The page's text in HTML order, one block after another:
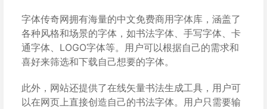
字体传奇网拥有海量的中文免费商用字体库，涵盖了
各种风格和场景的字体，如书法字体、手写字体、卡
通字体、LOGO字体等。用户可以根据自己的需求和
喜好来筛选和下载自己想要的字体。
此外，网站还提供了在线矢量书法生成工具，用户可
以在网页上直接创造自己的书法字体。用户只需要输